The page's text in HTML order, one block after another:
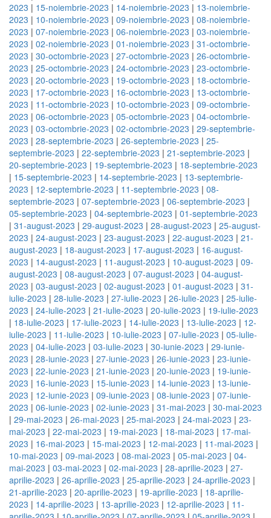
2023 | 15-noiembrie-2023 | 14-noiembrie-2023 | 13-noiembrie-
2023 | 10-noiembrie-2023 | 09-noiembrie-2023 | 08-noiembrie-
2023 | 07-noiembrie-2023 | 06-noiembrie-2023 | 03-noiembrie-
2023 | 02-noiembrie-2023 | 01-noiembrie-2023 | 31-octombrie-
2023 | 30-octombrie-2023 | 27-octombrie-2023 | 26-octombrie-
2023 | 25-octombrie-2023 | 24-octombrie-2023 | 23-octombrie-
2023 | 20-octombrie-2023 | 19-octombrie-2023 | 18-octombrie-
2023 | 17-octombrie-2023 | 16-octombrie-2023 | 13-octombrie-
2023 | 11-octombrie-2023 | 10-octombrie-2023 | 09-octombrie-
2023 | 06-octombrie-2023 | 05-octombrie-2023 | 04-octombrie-
2023 | 03-octombrie-2023 | 02-octombrie-2023 | 29-septembrie-
2023 | 28-septembrie-2023 | 26-septembrie-2023 | 25-
septembrie-2023 | 22-septembrie-2023 | 21-septembrie-2023 |
20-septembrie-2023 | 19-septembrie-2023 | 18-septembrie-2023
| 15-septembrie-2023 | 14-septembrie-2023 | 13-septembrie-
2023 | 12-septembrie-2023 | 11-septembrie-2023 | 08-
septembrie-2023 | 07-septembrie-2023 | 06-septembrie-2023 |
05-septembrie-2023 | 04-septembrie-2023 | 01-septembrie-2023
| 31-august-2023 | 29-august-2023 | 28-august-2023 | 25-august-
2023 | 24-august-2023 | 23-august-2023 | 22-august-2023 | 21-
august-2023 | 18-august-2023 | 17-august-2023 | 16-august-
2023 | 14-august-2023 | 11-august-2023 | 10-august-2023 | 09-
august-2023 | 08-august-2023 | 07-august-2023 | 04-august-
2023 | 03-august-2023 | 02-august-2023 | 01-august-2023 | 31-
iulie-2023 | 28-iulie-2023 | 27-iulie-2023 | 26-iulie-2023 | 25-iulie-
2023 | 24-iulie-2023 | 21-iulie-2023 | 20-iulie-2023 | 19-iulie-2023
| 18-iulie-2023 | 17-iulie-2023 | 14-iulie-2023 | 13-iulie-2023 | 12-
iulie-2023 | 11-iulie-2023 | 10-iulie-2023 | 07-iulie-2023 | 05-iulie-
2023 | 04-iulie-2023 | 03-iulie-2023 | 30-iunie-2023 | 29-iunie-
2023 | 28-iunie-2023 | 27-iunie-2023 | 26-iunie-2023 | 23-iunie-
2023 | 22-iunie-2023 | 21-iunie-2023 | 20-iunie-2023 | 19-iunie-
2023 | 16-iunie-2023 | 15-iunie-2023 | 14-iunie-2023 | 13-iunie-
2023 | 12-iunie-2023 | 09-iunie-2023 | 08-iunie-2023 | 07-iunie-
2023 | 06-iunie-2023 | 02-iunie-2023 | 31-mai-2023 | 30-mai-2023
| 29-mai-2023 | 26-mai-2023 | 25-mai-2023 | 24-mai-2023 | 23-
mai-2023 | 22-mai-2023 | 19-mai-2023 | 18-mai-2023 | 17-mai-
2023 | 16-mai-2023 | 15-mai-2023 | 12-mai-2023 | 11-mai-2023 |
10-mai-2023 | 09-mai-2023 | 08-mai-2023 | 05-mai-2023 | 04-
mai-2023 | 03-mai-2023 | 02-mai-2023 | 28-aprilie-2023 | 27-
aprilie-2023 | 26-aprilie-2023 | 25-aprilie-2023 | 24-aprilie-2023 |
21-aprilie-2023 | 20-aprilie-2023 | 19-aprilie-2023 | 18-aprilie-
2023 | 14-aprilie-2023 | 13-aprilie-2023 | 12-aprilie-2023 | 11-